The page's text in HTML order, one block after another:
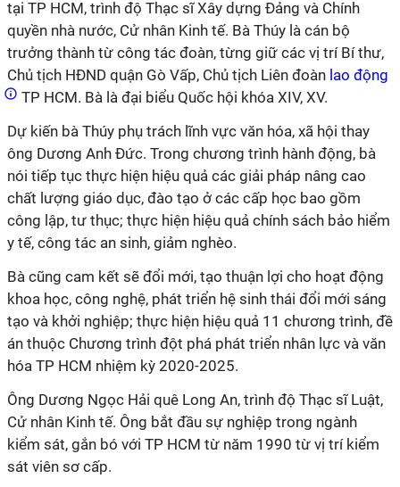
tại TP HCM, trình độ Thạc sĩ Xây dựng Đảng và Chính
quyền nhà nước, Cử nhân Kinh tế. Bà Thúy là cán bộ
trưởng thành từ công tác đoàn, từng giữ các vị trí Bí thư,
Chủ tịch HĐND quận Gò Vấp, Chủ tịch Liên đoàn lao động
TP HCM. Bà là đại biểu Quốc hội khóa XIV, XV.
Dự kiến bà Thúy phụ trách lĩnh vực văn hóa, xã hội thay
ông Dương Anh Đức. Trong chương trình hành động, bà
nói tiếp tục thực hiện hiệu quả các giải pháp nâng cao
chất lượng giáo dục, đào tạo ở các cấp học bao gồm
công lập, tư thục; thực hiện hiệu quả chính sách bảo hiểm
y tế, công tác an sinh, giảm nghèo.
Bà cũng cam kết sẽ đổi mới, tạo thuận lợi cho hoạt động
khoa học, công nghệ, phát triển hệ sinh thái đổi mới sáng
tạo và khởi nghiệp; thực hiện hiệu quả 11 chương trình, đề
án thuộc Chương trình đột phá phát triển nhân lực và văn
hóa TP HCM nhiệm kỳ 2020-2025.
Ông Dương Ngọc Hải quê Long An, trình độ Thạc sĩ Luật,
Cử nhân Kinh tế. Ông bắt đầu sự nghiệp trong ngành
kiểm sát, gắn bó với TP HCM từ năm 1990 từ vị trí kiểm
sát viên sơ cấp.